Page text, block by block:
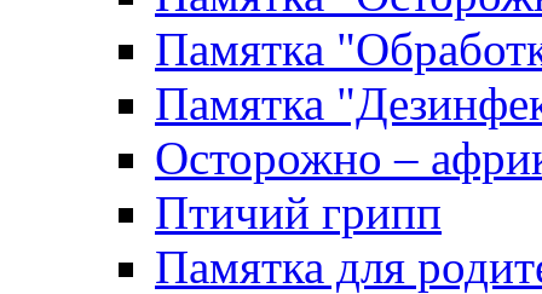
Памятка
Памятка
Осторожно –
Птичий грипп
Памятка для